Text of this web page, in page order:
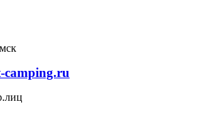
camping.ru